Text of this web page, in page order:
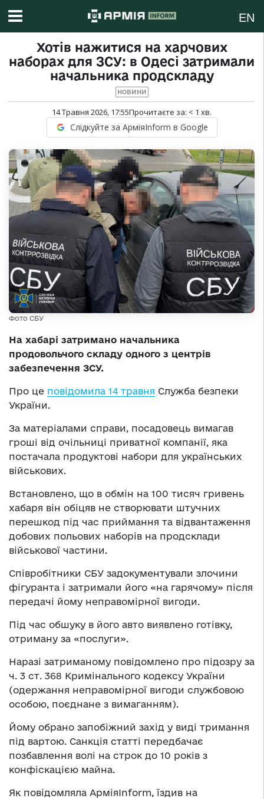
EN
Хотів нажитися на харчових
наборах для ЗСУ: в Одесі затримали
начальника продскладу
НОВИНИ
14 Травня 2026, 17:55Прочитаєте за: < 1 хв.
Слідкуйте за АрміяInform в Google
Фото СБУ
На хабарі затримано начальника
продовольчого складу одного з центрів
забезпечення ЗСУ.
Про це повідомила 14 травня Служба безпеки
України.
За матеріалами справи, посадовець вимагав
гроші від очільниці приватної компанії, яка
постачала продуктові набори для українських
військових.
Встановлено, що в обмін на 100 тисяч гривень
хабаря він обіцяв не створювати штучних
перешкод під час приймання та відвантаження
добових польових наборів на продсклади
військової частини.
Співробітники СБУ задокументували злочини
фігуранта і затримали його «на гарячому» після
передачі йому неправомірної вигоди.
Під час обшуку в його авто виявлено готівку,
отриману за «послуги».
Наразі затриманому повідомлено про підозру за
ч. 3 ст. 368 Кримінального кодексу України
(одержання неправомірної вигоди службовою
особою, поєднане з вимаганням).
Йому обрано запобіжний захід у виді тримання
під вартою. Санкція статті передбачає
позбавлення волі на строк до 10 років з
конфіскацією майна.
Як повідомляла АрміяInform, їздив на